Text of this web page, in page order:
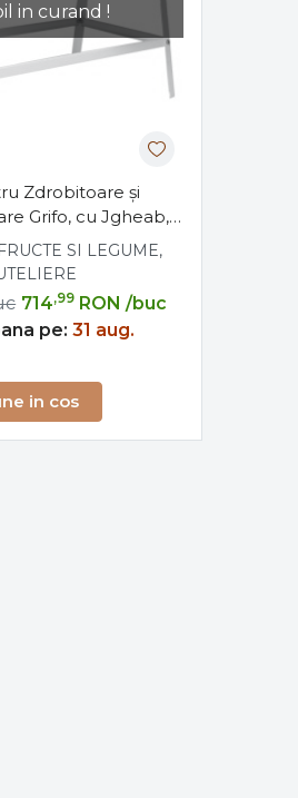
in curand !
Zdrobitoare și
Grifo, cu Jgheab,
SI LEGUME,
714,99 RON /buc
pe: 31 aug.
in cos